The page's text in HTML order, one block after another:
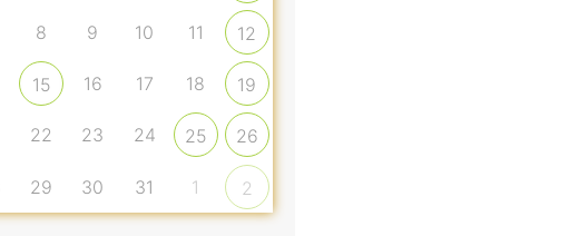
8 9 10 11 12
15 16 17 18 19
22 23 24 25 26
29 30 31 1 2